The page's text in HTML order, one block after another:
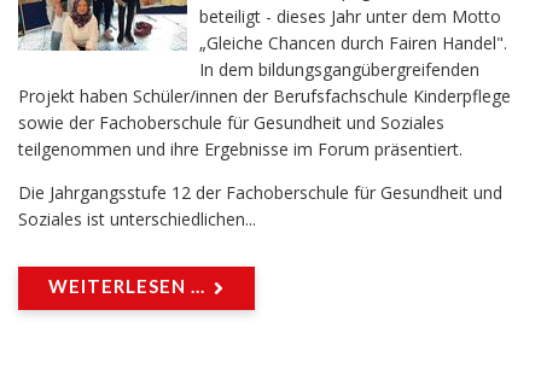
beteiligt - dieses Jahr unter dem Motto
„Gleiche Chancen durch Fairen Handel".
In dem bildungsgangübergreifenden
Projekt haben Schüler/innen der Berufsfachschule Kinderpflege
sowie der Fachoberschule für Gesundheit und Soziales
teilgenommen und ihre Ergebnisse im Forum präsentiert.
Die Jahrgangsstufe 12 der Fachoberschule für Gesundheit und
Soziales ist unterschiedlichen...
WEITERLESEN ...